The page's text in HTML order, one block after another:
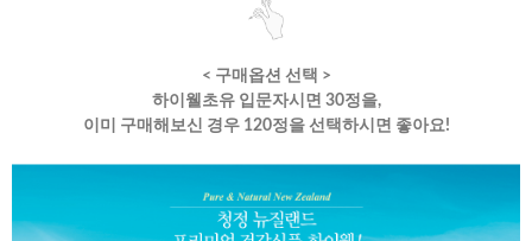
< 구매옵션 선택 >
하이웰초유 입문자시면 30정을,
이미 구매해보신 경우 120정을 선택하시면 좋아요!